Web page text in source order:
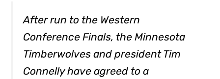
After run to the Western
Conference Finals, the Minnesota
Timberwolves and president Tim
Connelly have agreed to a